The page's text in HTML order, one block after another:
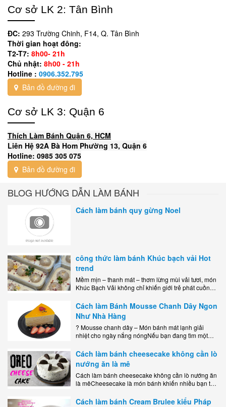
Cơ sở LK 2: Tân Bình
ĐC: 293 Trường Chinh, F14, Q. Tân Bình
Thời gian hoạt đông:
T2-T7: 8h00- 21h
Chủ nhật: 8h00 - 21h
Hotline : 0906.352.795
Bản đồ đường đi
Cơ sở LK 3: Quận 6
Thích Làm Bánh Quận 6, HCM
Liên Hệ 92A Bà Hom Phường 13, Quận 6
Hotline: 0985 305 075
Bản đồ đường đi
BLOG HƯỚNG DẪN LÀM BÁNH
Cách làm bánh quy gừng Noel
công thức làm bánh Khúc bạch vải Hot
trend
Mềm mịn – thanh mát – thơm lừng mùi vải tươi, món
Khúc Bạch Vải không chỉ khiến giới trẻ phát cuồng
Cách làm Bánh Mousse Chanh Dây Ngon
Như Nhà Hàng
? Mousse chanh dây – Món bánh mát lạnh giải
nhiệt cho ngày nắng nóngNếu bạn đang tìm một
dễ..
Cách làm bánh cheesecake không cần lò
nướng ăn là mê
Cách làm bánh cheesecake không cần lò nướng ăn
là mêCheesecake là món bánh khiến nhiều bạn trẻ
kem..
Cách làm bánh Cream Brulee kiểu Pháp